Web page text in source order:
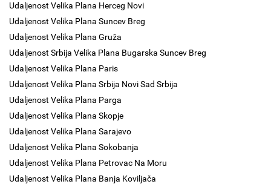
Udaljenost Velika Plana Herceg Novi
Udaljenost Velika Plana Suncev Breg
Udaljenost Velika Plana Gruža
Udaljenost Srbija Velika Plana Bugarska Suncev Breg
Udaljenost Velika Plana Paris
Udaljenost Velika Plana Srbija Novi Sad Srbija
Udaljenost Velika Plana Parga
Udaljenost Velika Plana Skopje
Udaljenost Velika Plana Sarajevo
Udaljenost Velika Plana Sokobanja
Udaljenost Velika Plana Petrovac Na Moru
Udaljenost Velika Plana Banja Koviljača